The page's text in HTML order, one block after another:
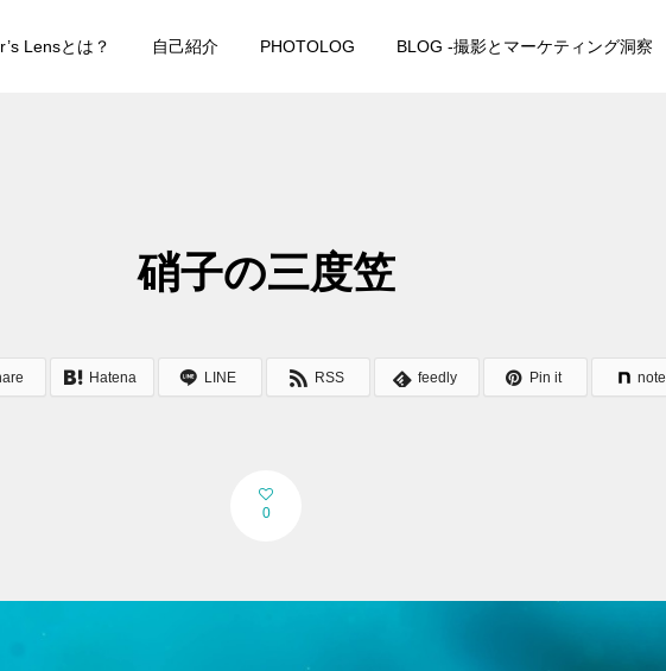
Lensとは？ 自己紹介 PHOTOLOG BLOG -撮影とマーケティング洞察
硝子の三度笠
Hatena LINE RSS feedly Pin it note
0